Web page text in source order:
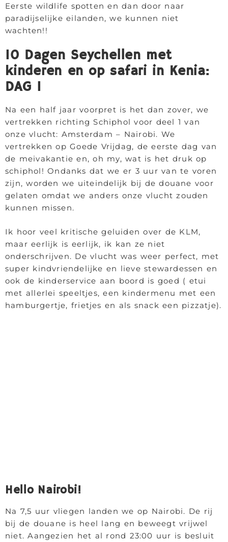
Eerste wildlife spotten en dan door naar
paradijselijke eilanden, we kunnen niet
wachten!!
10 Dagen Seychellen met
kinderen en op safari in Kenia:
DAG 1
Na een half jaar voorpret is het dan zover, we
vertrekken richting Schiphol voor deel 1 van
onze vlucht: Amsterdam – Nairobi. We
vertrekken op Goede Vrijdag, de eerste dag van
de meivakantie en, oh my, wat is het druk op
schiphol! Ondanks dat we er 3 uur van te voren
zijn, worden we uiteindelijk bij de douane voor
gelaten omdat we anders onze vlucht zouden
kunnen missen.
Ik hoor veel kritische geluiden over de KLM,
maar eerlijk is eerlijk, ik kan ze niet
onderschrijven. De vlucht was weer perfect, met
super kindvriendelijke en lieve stewardessen en
ook de kinderservice aan boord is goed ( etui
met allerlei speeltjes, een kindermenu met een
hamburgertje, frietjes en als snack een pizzatje).
Hello Nairobi!
Na 7,5 uur vliegen landen we op Nairobi. De rij
bij de douane is heel lang en beweegt vrijwel
niet. Aangezien het al rond 23:00 uur is besluit